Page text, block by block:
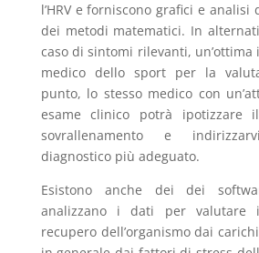
l’HRV e forniscono grafici e
dei metodi matematici. In
caso di sintomi rilevanti, un’ottima
medico dello sport per la
punto, lo stesso medico con
esame clinico potrà ipotizzare
sovrallenamento e
diagnostico più adeguato.
Esistono anche dei dei
analizzano i dati per
recupero dell’organismo dai